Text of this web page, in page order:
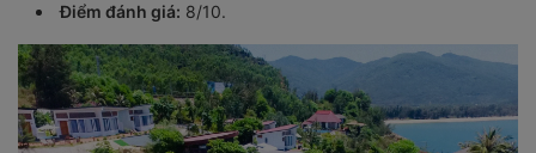
Điểm đánh giá: 8/10.